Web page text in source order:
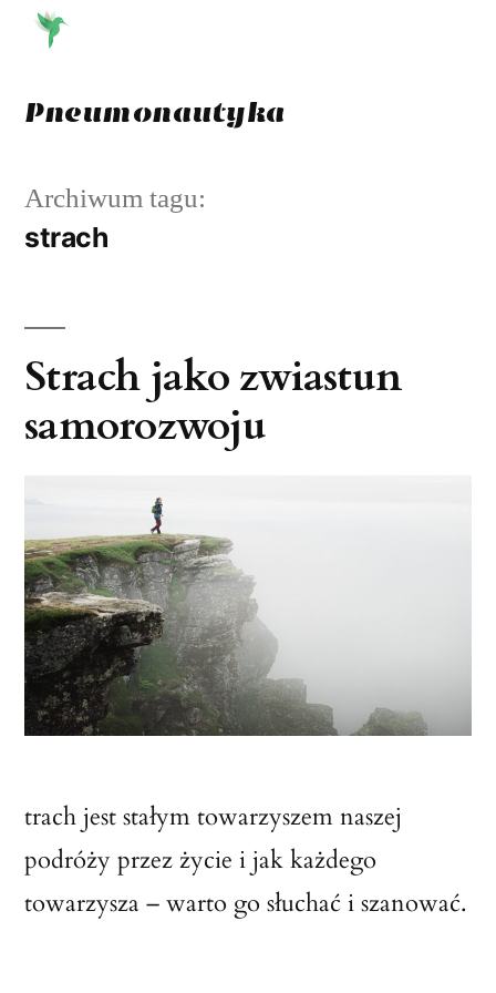
Przejdź
treściPneumonautyka
Archiwum tagu:
strach
Strach jako zwiastun
samorozwoju
trach jest stałym towarzyszem naszej
podróży przez życie i jak każdego
towarzysza – warto go słuchać i szanować.